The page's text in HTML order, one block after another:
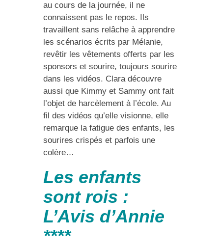
au cours de la journée, il ne
connaissent pas le repos. Ils
travaillent sans relâche à apprendre
les scénarios écrits par Mélanie,
revêtir les vêtements offerts par les
sponsors et sourire, toujours sourire
dans les vidéos. Clara découvre
aussi que Kimmy et Sammy ont fait
l’objet de harcèlement à l’école. Au
fil des vidéos qu’elle visionne, elle
remarque la fatigue des enfants, les
sourires crispés et parfois une
colère…
Les enfants
sont rois :
L’Avis d’Annie
****